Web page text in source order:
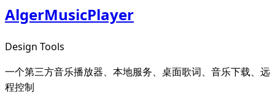
AlgerMusicPlayer
Design Tools
一个第三方音乐播放器、本地服务、桌面歌词、音乐下载、远
程控制